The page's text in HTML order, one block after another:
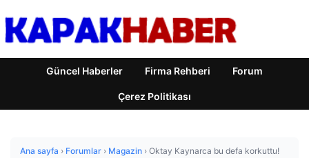
Güncel Haberler Firma Rehberi Forum
Çerez Politikası
Ana sayfa › Forumlar › Magazin › Oktay Kaynarca bu defa korkuttu!